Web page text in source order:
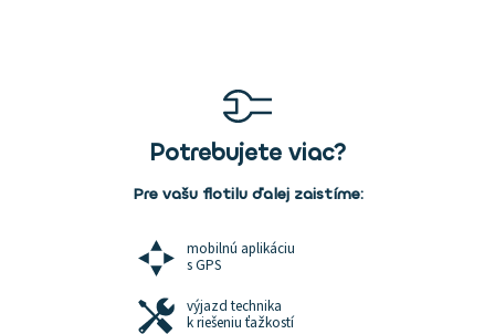
Potrebujete viac?
Pre vašu flotilu ďalej zaistíme:
mobilnú aplikáciu
s GPS
výjazd technika
k riešeniu ťažkostí